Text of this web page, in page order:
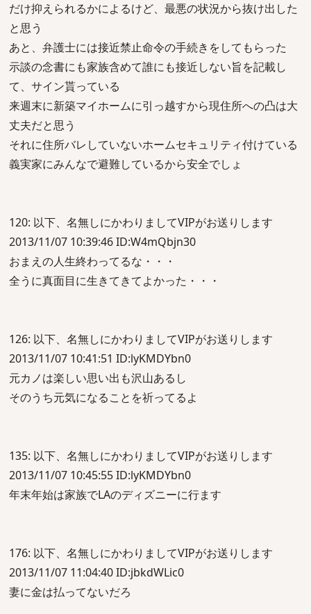
だけ抑えられるかによるけど、最悪の状況から抜け出した
と思う
あと、弁護士には接近禁止命令の手続きをしてもらった
示談の念書にも家族含めて誰にも接近しない旨を記載し
て、サイン貰っている
来週末に新築マイホームに引っ越すから現住所への凸は大
丈夫だと思う
それに住所バレしていないホームセキュリティ付けている
義実家にみんなで避難しているから安全でしょ
120: 以下、名無しにかわりましてVIPがお送りします
2013/11/07 10:39:46 ID:W4mQbjn30
おまえの人生終わってるな・・・
全うに真面目に生きてきてよかった・・・
126: 以下、名無しにかわりましてVIPがお送りします
2013/11/07 10:41:51 ID:lyKMDYbn0
元カノは楽しい思い出も沢山あるし
そのうち元気になることを祈ってるよ
135: 以下、名無しにかわりましてVIPがお送りします
2013/11/07 10:45:55 ID:lyKMDYbn0
年末年始は家族でLAのディズニーに行ます
176: 以下、名無しにかわりましてVIPがお送りします
2013/11/07 11:04:40 ID:jbkdWLic0
妻に金は払ってないだろ